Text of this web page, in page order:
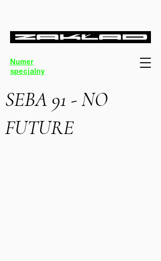
Numer
specjalny
SEBA 91 - NO
FUTURE